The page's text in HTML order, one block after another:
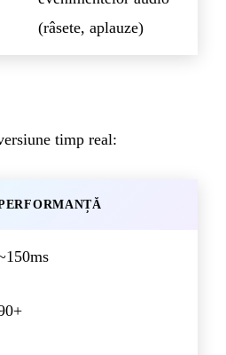
(râsete, aplauze)
timp real: